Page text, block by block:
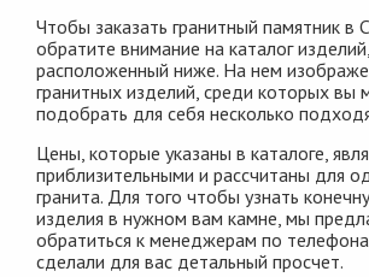
Чтобы заказать гранитный памятник в
обратите внимание на каталог изделий,
расположенный ниже. На нем
гранитных изделий, среди которых вы
подобрать для себя несколько
Цены, которые указаны в каталоге,
приблизительными и рассчитаны для
гранита. Для того чтобы узнать
изделия в нужном вам камне, мы
обратиться к менеджерам по
сделали для вас детальный просчет.